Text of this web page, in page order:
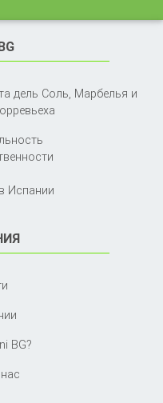
дель Соль, Марбелья и
Испании
BG?